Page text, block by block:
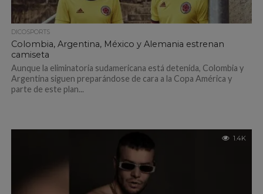
DICOSPORTS
Colombia, Argentina, México y Alemania estrenan
camiseta
Aunque la eliminatoria sudamericana está detenida, Colombia y
Argentina siguen preparándose de cara a la Copa América y
parte de este plan...
1.4K